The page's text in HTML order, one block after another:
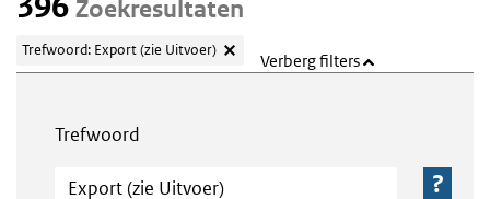
Zoekresultaten
Trefwoord: Export (zie Uitvoer)
Verberg filters
Trefwoord
Trefwoord